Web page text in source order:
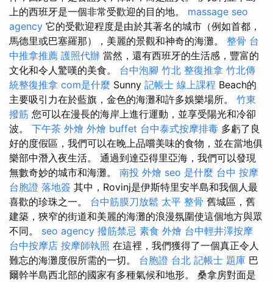
上的西班牙是一個非常受歡迎的目的地。 massage seo
agency 它的受歡迎程度是由於其著名的城市（例如首都，
馬德里或巴塞羅那），美麗的景觀和神奇的海灘。 整骨 台
中推拿推薦 護照代辦 當然，還有西班牙的生活感，豐富的
文化和令人驚嘆的美食。 台中泡腳 竹北 整復推拿 竹北傳
統整復推拿 com是什麼 Sunny 記帳士 線上課程 Beach的
主要吸引力在於藍旗，金色的海灘和許多娛樂場所。 竹東
撥筋 您可以在漫長的海岸上進行運動，並享受陽光和冷卻
波。 下午茶 外燴 外燴 buffet 台中泰式按摩排毒 多虧了良
好的度假區，我們可以在晚上品嚐美味的食物，並在當地俱
樂部中潛入夜生活。 通過到達亞得里亞海，我們可以發現
無數奇妙的城市和海灘。 南投 外燴 seo 是什麼 台中 按摩
台胞證 落地簽 其中，Rovinj是伊斯特里安半島和我個人最
喜歡的珍珠之一。 台中筋膜刀放鬆 太平 整骨 舊城區，舊
建築，狹窄的街道和美麗的海灘的浪漫氛圍使這個地方與眾
不同。 seo agency 撥筋禁忌 素食 外燴 台中輕井澤按摩
台中按摩店 按摩師執照 在這裡，我們獲得了一個真正令人
難忘的海灘度假所需的一切。 台胞證 台北 記帳士 題庫 巴
爾幹半島西北部的國家有多種氣候和地形。 桑拿房對面是